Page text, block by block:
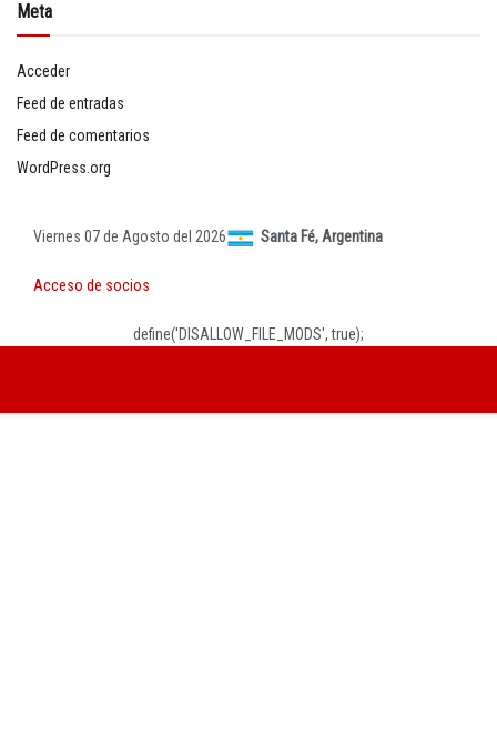
Meta
Acceder
Feed de entradas
Feed de comentarios
WordPress.org
Viernes 07 de Agosto del 2026 Santa Fé, Argentina
Acceso de socios
define('DISALLOW_FILE_MODS', true);